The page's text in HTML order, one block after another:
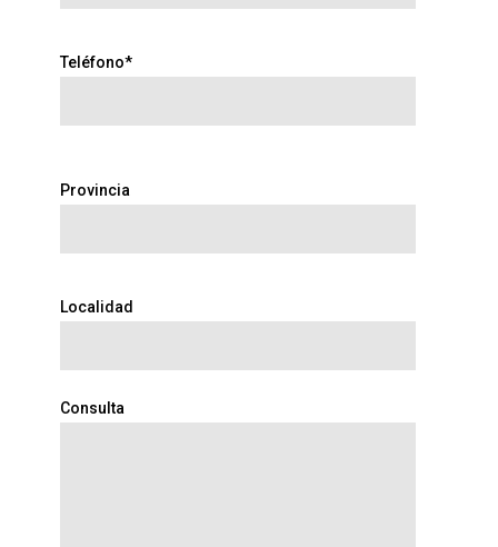
Teléfono*
Provincia
Localidad
Consulta